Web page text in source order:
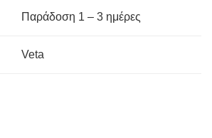
Παράδoση 1 – 3 ημέρες
Veta